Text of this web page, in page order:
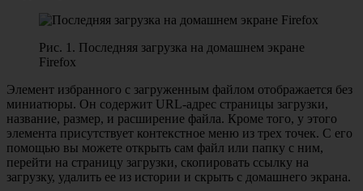
Рис. 1. Последняя загрузка на домашнем экране
Firefox
Элемент избранного с загруженным файлом отображается без
миниатюры. Он содержит URL-адрес страницы загрузки,
название, размер, и расширение файла. Кроме того, у этого
элемента присутствует контекстное меню из трех точек. С его
помощью вы можете открыть сам файл или папку с ним,
перейти на страницу загрузки, скопировать ссылку на
загрузку, удалить ее из истории и скрыть с домашнего экрана.